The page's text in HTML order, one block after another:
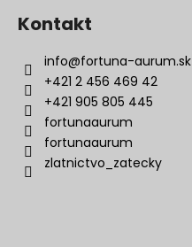
Kontakt
info@fortuna-aurum.sk
+421 2 456 469 42
+421 905 805 445
fortunaaurum
fortunaaurum
zlatnictvo_zatecky